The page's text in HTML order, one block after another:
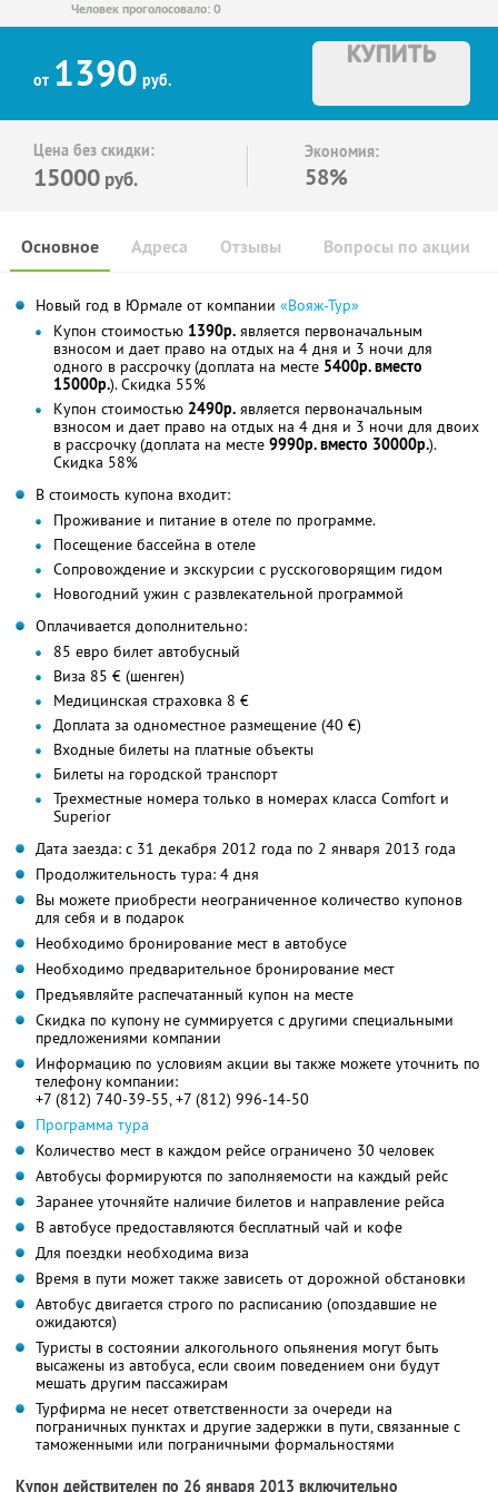
Человек проголосовало: 0
от 1390 руб.
КУПИТЬ
Цена без скидки:
15000 руб.
Экономия:
58%
Основное Отзывы Вопросы по акции
Адреса
Новый год в Юрмале от компании «Вояж-Тур»
Купон стоимостью 1390р. является первоначальным
взносом и дает право на отдых на 4 дня и 3 ночи для
одного в рассрочку (доплата на месте 5400р. вместо
15000р.). Скидка 55%
Купон стоимостью 2490р. является первоначальным
взносом и дает право на отдых на 4 дня и 3 ночи для двоих
в рассрочку (доплата на месте 9990р. вместо 30000р.).
Скидка 58%
В стоимость купона входит:
Проживание и питание в отеле по программе.
Посещение бассейна в отеле
Сопровождение и экскурсии с русскоговорящим гидом
Новогодний ужин с развлекательной программой
Оплачивается дополнительно:
85 евро билет автобусный
Виза 85 € (шенген)
Медицинская страховка 8 €
Доплата за одноместное размещение (40 €)
Входные билеты на платные объекты
Билеты на городской транспорт
Трехместные номера только в номерах класса Comfort и
Superior
Дата заезда: с 31 декабря 2012 года по 2 января 2013 года
Продолжительность тура: 4 дня
Вы можете приобрести неограниченное количество купонов
для себя и в подарок
Необходимо бронирование мест в автобусе
Необходимо предварительное бронирование мест
Предъявляйте распечатанный купон на месте
Скидка по купону не суммируется с другими специальными
предложениями компании
Информацию по условиям акции вы также можете уточнить по
телефону компании:
+7 (812) 740-39-55, +7 (812) 996-14-50
Программа тура
Количество мест в каждом рейсе ограничено 30 человек
Автобусы формируются по заполняемости на каждый рейс
Заранее уточняйте наличие билетов и направление рейса
В автобусе предоставляются бесплатный чай и кофе
Для поездки необходима виза
Время в пути может также зависеть от дорожной обстановки
Автобус двигается строго по расписанию (опоздавшие не
ожидаются)
Туристы в состоянии алкогольного опьянения могут быть
высажены из автобуса, если своим поведением они будут
мешать другим пассажирам
Турфирма не несет ответственности за очереди на
пограничных пунктах и другие задержки в пути, связанные с
таможенными или пограничными формальностями
Купон действителен по 26 января 2013 включительно